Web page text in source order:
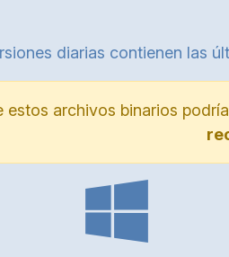
diarias contienen las
estos archivos binarios